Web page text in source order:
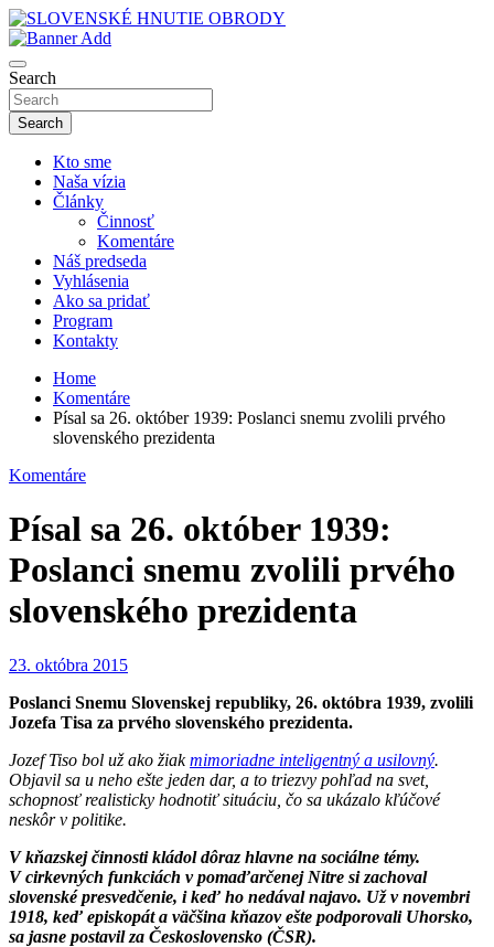
Skip
to
content
SLOVENSKÉ HNUTIE OBRODY
Search
Search
Kto sme
Naša vízia
Články
Činnosť
Komentáre
Náš predseda
Vyhlásenia
Ako sa pridať
Program
Kontakty
Home
Komentáre
Písal sa 26. október 1939: Poslanci snemu zvolili prvého
slovenského prezidenta
Komentáre
Písal sa 26. október 1939:
Poslanci snemu zvolili prvého
slovenského prezidenta
23. októbra 2015
Poslanci Snemu Slovenskej republiky, 26. októbra 1939, zvolili
Jozefa Tisa za prvého slovenského prezidenta.
Jozef Tiso bol už ako žiakmimoriadne inteligentný a usilovný.
Objavil sa u neho ešte jeden dar, a to triezvy pohľad na svet,
schopnosť realisticky hodnotiť situáciu, čo sa ukázalo kľúčové
neskôr v politike.
V kňazskej činnosti kládol dôraz hlavne na sociálne témy.
V cirkevných funkciách v pomaďarčenej Nitre si zachoval
slovenské presvedčenie, i keď ho nedával najavo. Už v novembri
1918, keď episkopát a väčšina kňazov ešte podporovali Uhorsko,
sa jasne postavil za Československo (ČSR).